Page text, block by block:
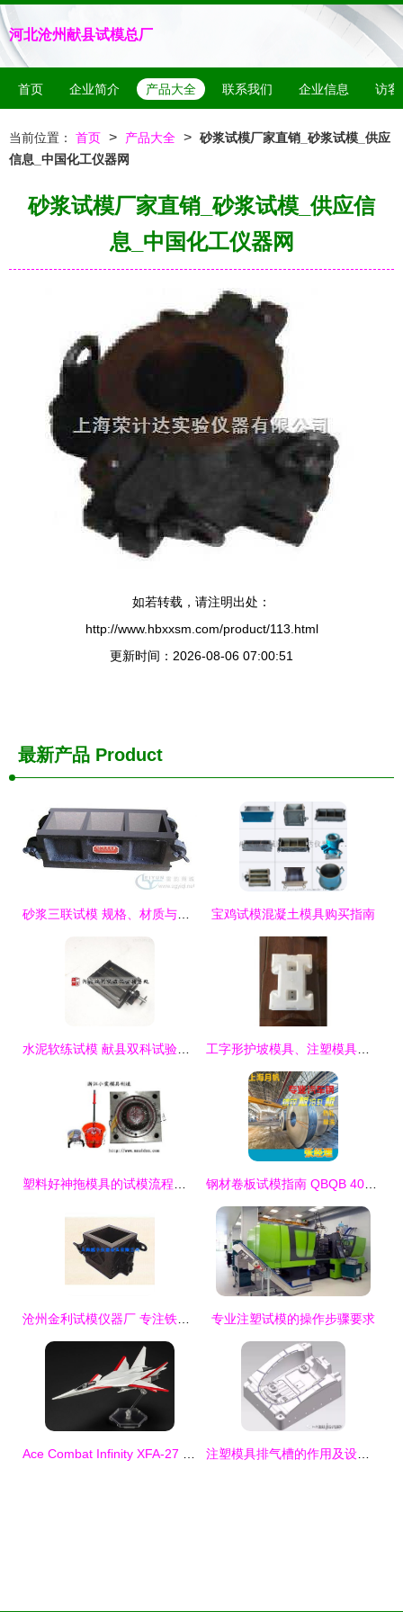
河北沧州献县试模总厂
首页 企业简介 产品大全 联系我们 企业信息 访客
当前位置： 首页 > 产品大全 > 砂浆试模厂家直销_砂浆试模_供应
信息_中国化工仪器网
砂浆试模厂家直销_砂浆试模_供应信
息_中国化工仪器网
如若转载，请注明出处：
http://www.hbxxsm.com/product/113.html
更新时间：2026-08-06 07:00:51
最新产品 Product
宝鸡试模混凝土模具购买指南
专业注塑试模的操作步骤要求